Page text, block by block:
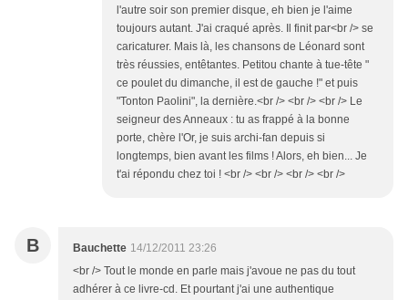
l'autre soir son premier disque, eh bien je l'aime
toujours autant. J'ai craqué après. Il finit par<br /> se
caricaturer. Mais là, les chansons de Léonard sont
très réussies, entêtantes. Petitou chante à tue-tête "
ce poulet du dimanche, il est de gauche !" et puis
"Tonton Paolini", la dernière.<br /> <br /> <br /> Le
seigneur des Anneaux : tu as frappé à la bonne
porte, chère l'Or, je suis archi-fan depuis si
longtemps, bien avant les films ! Alors, eh bien... Je
t'ai répondu chez toi ! <br /> <br /> <br /> <br />
B Bauchette 14/12/2011 23:26
<br /> Tout le monde en parle mais j'avoue ne pas du tout
adhérer à ce livre-cd. Et pourtant j'ai une authentique